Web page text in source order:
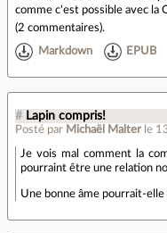
comme c'est possible avec la
(2 commentaires).
Markdown EPUB
# Lapin compris!
Posté par Michaël Malter le
Je vois mal comment la
pourraint être une relation
Une bonne âme pourrait-